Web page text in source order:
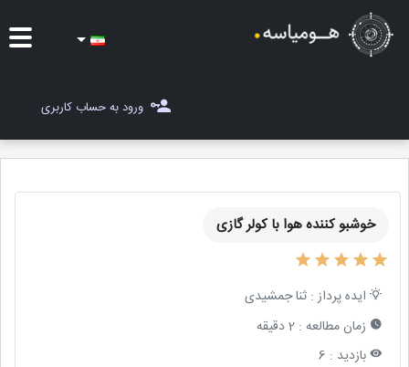
مجله هومیاسه
ورود به حساب کاربری
خوشبو کننده هوا با کولر گازی
ایده پرداز :ثنا جمشیدی
زمان مطالعه :2 دقیقه
بازدید : 6